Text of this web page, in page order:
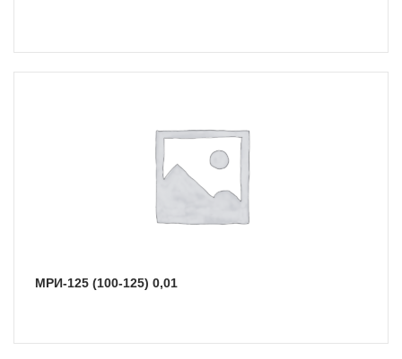
МРИ-125 (100-125) 0,01